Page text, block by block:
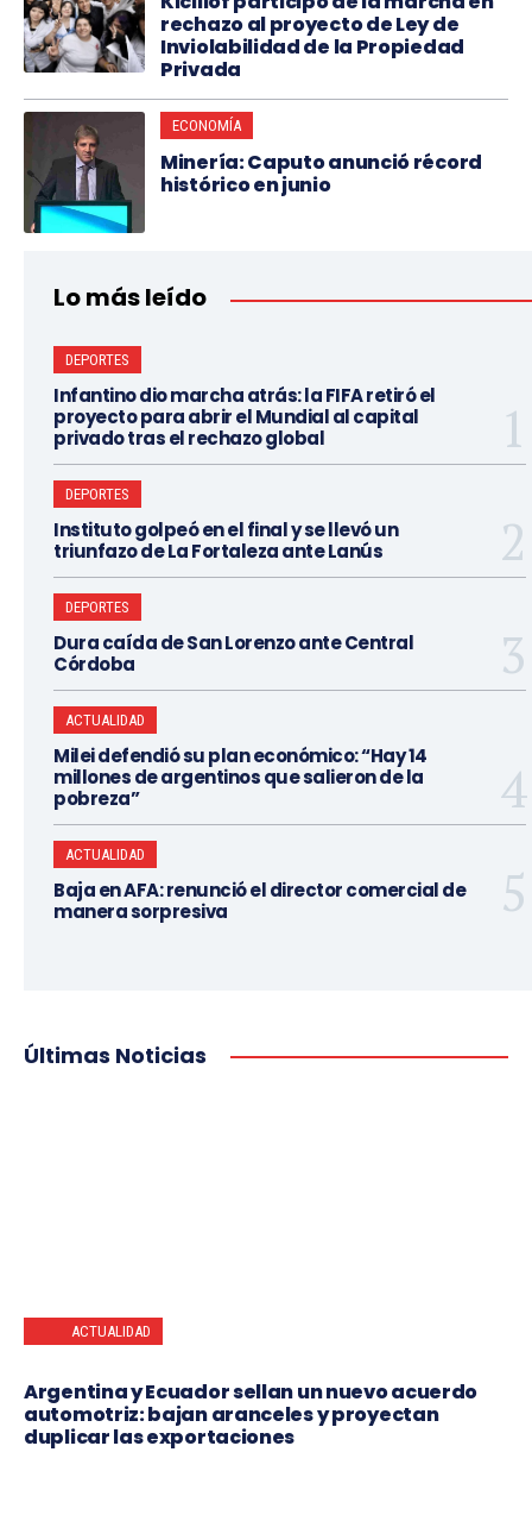
rechazo al proyecto de Ley de
Inviolabilidad de la Propiedad
Privada
ECONOMÍA
Minería: Caputo anunció récord
histórico en junio
Lo más leído
DEPORTES
Infantino dio marcha atrás: la FIFA retiró el
proyecto para abrir el Mundial al capital
privado tras el rechazo global
DEPORTES
Instituto golpeó en el final y se llevó un
triunfazo de La Fortaleza ante Lanús
DEPORTES
Dura caída de San Lorenzo ante Central
Córdoba
ACTUALIDAD
Milei defendió su plan económico: “Hay 14
millones de argentinos que salieron de la
pobreza”
ACTUALIDAD
Baja en AFA: renunció el director comercial de
manera sorpresiva
Últimas Noticias
ACTUALIDAD
Argentina y Ecuador sellan un nuevo acuerdo
automotriz: bajan aranceles y proyectan
duplicar las exportaciones